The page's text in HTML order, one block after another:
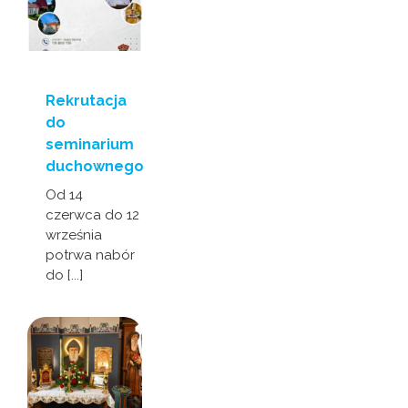
Rekrutacja
do
seminarium
duchownego
Od 14
czerwca do 12
września
potrwa nabór
do [...]